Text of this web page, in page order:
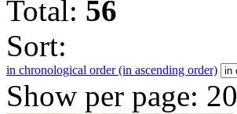
Total: 56
Sort:
in chronological order (in ascending order)
Show per page: 20